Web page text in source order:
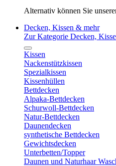
Alternativ können Sie
Decken, Kissen & mehr
Zur Kategorie Decken,
Kissen
Nackenstützkissen
Spezialkissen
Kissenhüllen
Bettdecken
Alpaka-Bettdecken
Schurwoll-Bettdecken
Natur-Bettdecken
Daunendecken
synthetische Bettdecken
Gewichtsdecken
Unterbetten/Topper
Daunen und Naturhaar